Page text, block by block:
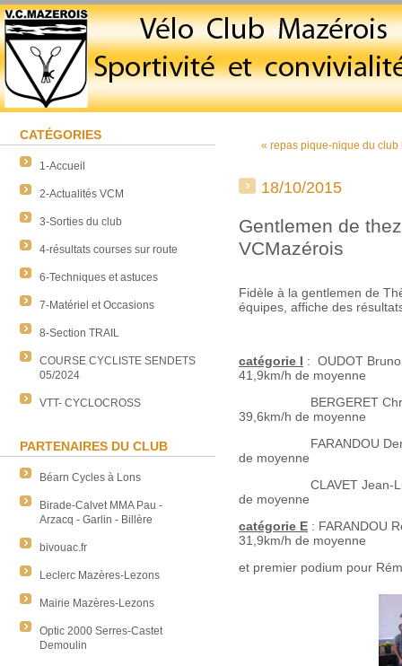
CATÉGORIES
1-Accueil
2-Actualités VCM
3-Sorties du club
4-résultats courses sur route
6-Techniques et astuces
7-Matériel et Occasions
8-Section TRAIL
COURSE CYCLISTE SENDETS
05/2024
VTT- CYCLOCROSS
PARTENAIRES DU CLUB
Béarn Cycles à Lons
Birade-Calvet MMA Pau -
Arzacq - Garlin - Billère
bivouac.fr
Leclerc Mazères-Lezons
Mairie Mazères-Lezons
Optic 2000 Serres-Castet
Demoulin
« repas pique-nique du
18/10/2015
Gentlemen de
VCMazérois
Fidèle à la gentlemen de
équipes, affiche des
catégorie I : OUDOT
41,9km/h de moyenne
BERGERET
39,6km/h de moyenne
FARANDOU Denis -
de moyenne
CLAVET Jean-Luc -
de moyenne
catégorie E : FARANDOU
31,9km/h de moyenne
et premier podium pour